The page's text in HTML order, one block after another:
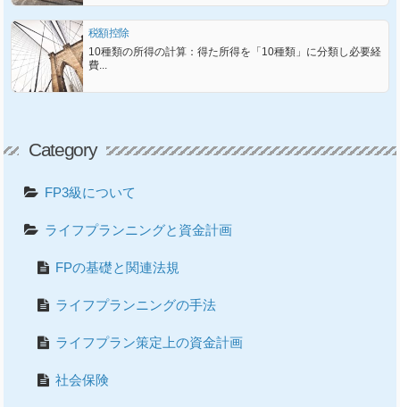
税額控除
10種類の所得の計算：得た所得を「10種類」に分類し必要経
費...
Category
FP3級について
ライフプランニングと資金計画
FPの基礎と関連法規
ライフプランニングの手法
ライフプラン策定上の資金計画
社会保険